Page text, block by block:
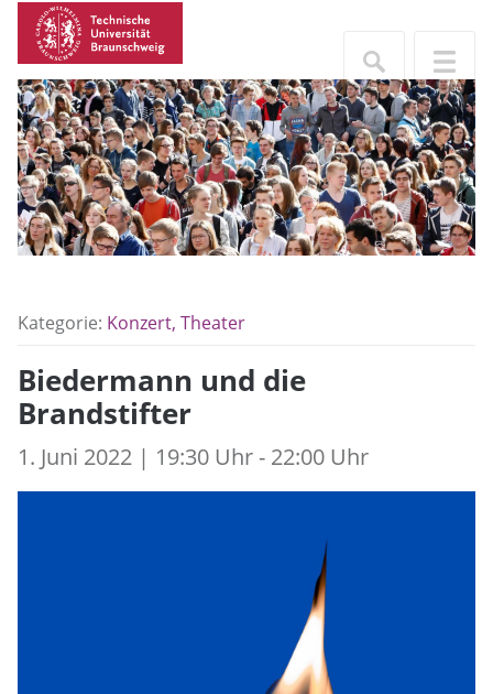
Kategorie: Konzert, Theater
Biedermann und die
Brandstifter
1. Juni 2022 | 19:30 Uhr - 22:00 Uhr